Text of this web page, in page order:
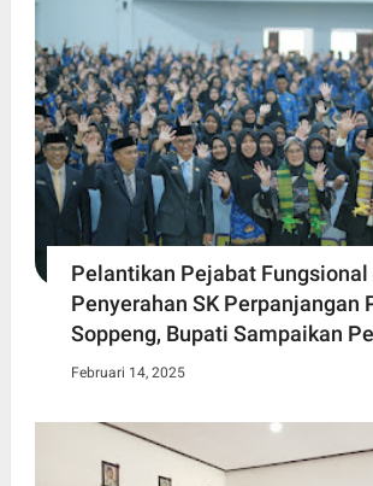
Pelantikan Pejabat Fungsional
Penyerahan SK Perpanjangan
Soppeng, Bupati Sampaikan
Februari 14, 2025